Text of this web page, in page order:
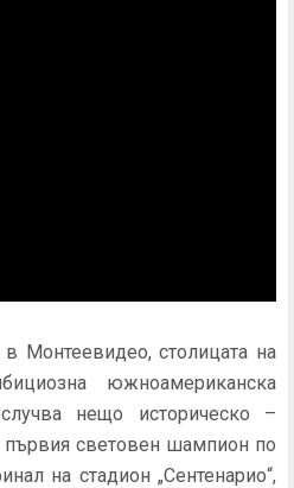
Монтеевидео, столицата на
южноамериканска
нещо историческо –
световен шампион по
на стадион „Сентенарио“,